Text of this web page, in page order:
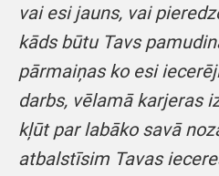
vai esi jauns, vai
kāds būtu Tavs
pārmaiņas ko esi
darbs, vēlamā karjeras
kļūt par labāko savā
atbalstīsim Tavas